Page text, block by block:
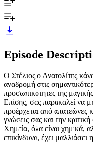
Episode
O Στέλιος ο Ανατολίτης
αναδρομή στις
προσωπικότητες της
Επίσης, σας παρακαλεί να
προέρχεται από απατεώνες
γνώσεις σας και την
Χημεία, όλα είναι χημικά,
επικίνδυνα, έχει